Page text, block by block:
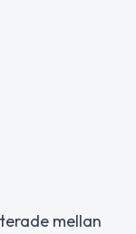
mellan